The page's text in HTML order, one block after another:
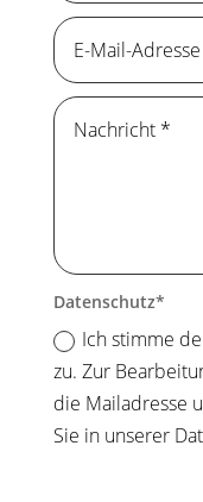
Datenschutz
Ich stimme
zu. Zur
die Mailadresse
Sie in unserer